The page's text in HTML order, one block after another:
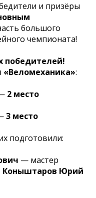
и призёры
большого
чемпионата!
победителей!
«Веломеханика»:
2 место
3 место
подготовили:
— мастер
Коныштаров Юрий